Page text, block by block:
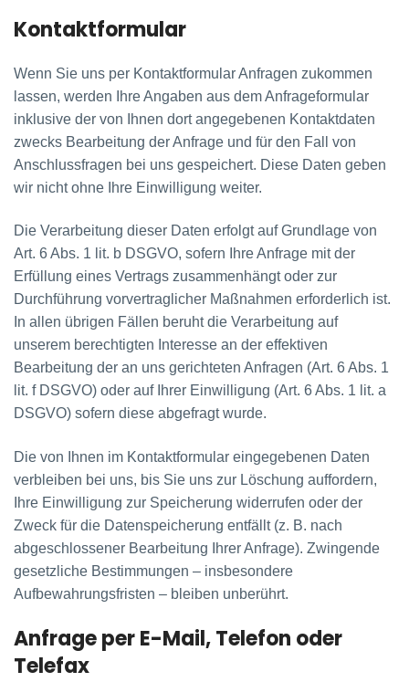
Kontaktformular
Wenn Sie uns per Kontaktformular Anfragen zukommen
lassen, werden Ihre Angaben aus dem Anfrageformular
inklusive der von Ihnen dort angegebenen Kontaktdaten
zwecks Bearbeitung der Anfrage und für den Fall von
Anschlussfragen bei uns gespeichert. Diese Daten geben
wir nicht ohne Ihre Einwilligung weiter.
Die Verarbeitung dieser Daten erfolgt auf Grundlage von
Art. 6 Abs. 1 lit. b DSGVO, sofern Ihre Anfrage mit der
Erfüllung eines Vertrags zusammenhängt oder zur
Durchführung vorvertraglicher Maßnahmen erforderlich ist.
In allen übrigen Fällen beruht die Verarbeitung auf
unserem berechtigten Interesse an der effektiven
Bearbeitung der an uns gerichteten Anfragen (Art. 6 Abs. 1
lit. f DSGVO) oder auf Ihrer Einwilligung (Art. 6 Abs. 1 lit. a
DSGVO) sofern diese abgefragt wurde.
Die von Ihnen im Kontaktformular eingegebenen Daten
verbleiben bei uns, bis Sie uns zur Löschung auffordern,
Ihre Einwilligung zur Speicherung widerrufen oder der
Zweck für die Datenspeicherung entfällt (z. B. nach
abgeschlossener Bearbeitung Ihrer Anfrage). Zwingende
gesetzliche Bestimmungen – insbesondere
Aufbewahrungsfristen – bleiben unberührt.
Anfrage per E-Mail, Telefon oder
Telefax